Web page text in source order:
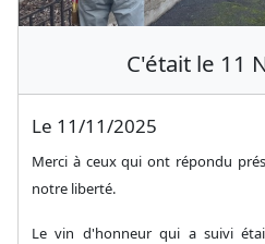
C'était le 11
Le 11/11/2025
Merci à ceux qui ont répondu
notre liberté.
Le vin d'honneur qui a suivi